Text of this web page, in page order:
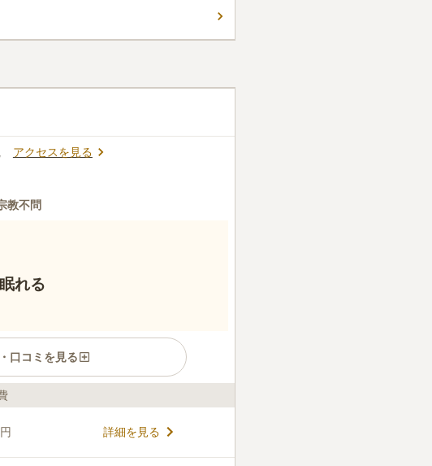
で、穏やかな気持ちで故人に手を合わ
駐車場を完備しており、車でお墓参りを
アクセスを見る
教不問
れる
口コミを見る
く照らしてくれます。 爽やかな風を感じ
故人と向き合うことができます。 ゆとり
詳細を見る